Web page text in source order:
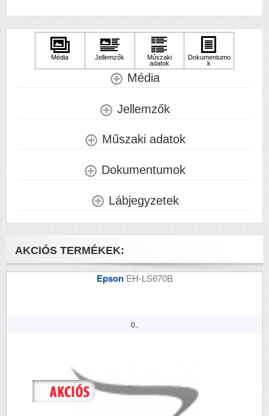
Média
Jellemzők
Műszaki adatok
Dokumentumok
Lábjegyzetek
AKCIÓS TERMÉKEK:
Epson EH-LS670B
0..